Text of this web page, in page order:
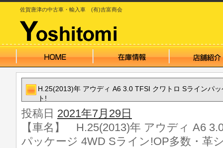
佐賀唐津の中古車・輸入車 (有)吉富商会
H.25(2013)年 アウディ A6 3.0 TFSI クワトロ Sラインパ
ト!
投稿日 2021年7月29日
【車名】 H.25(2013)年 アウディ A6
パッケージ 4WD Sライン!OP多数・革